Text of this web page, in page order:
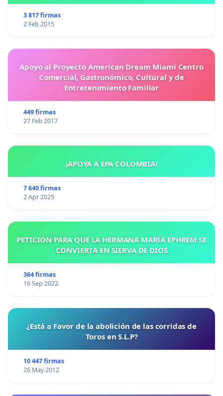
3 817 firmas
2 Feb 2015
Apoyo al Proyecto American Dream Miami Centro
Comercial, Gastronómico, Cultural y de
Entretenimiento Familiar
449 firmas
27 Feb 2017
¡APOYA A EPA COLOMBIA!
7 640 firmas
2 Apr 2025
PETICIÓN PARA QUE LA HERMANA MARÍA EPHREM SE
CONVIERTA EN SIERVA DE DIOS
364 firmas
16 Sep 2022
¿Está a Favor de la abolición de las corridas de
Toros en S.L.P?
10 447 firmas
26 May 2012